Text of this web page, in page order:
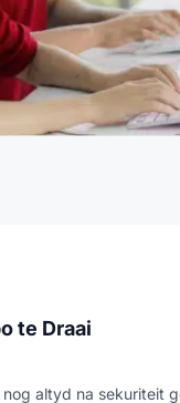
te Draai
altyd na sekuriteit